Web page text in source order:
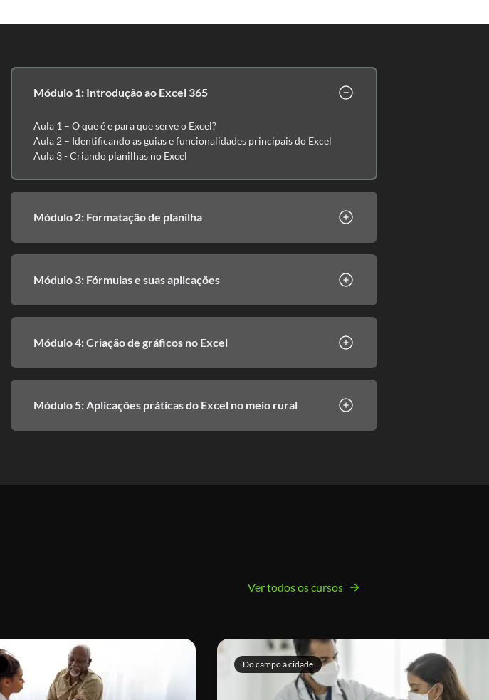
Módulo 1: Introdução ao Excel 365
Aula 1 – O que é e para que serve o Excel?
Aula 2 – Identificando as guias e funcionalidades principais do Excel
Aula 3 - Criando planilhas no Excel
Módulo 2: Formatação de planilha
Módulo 3: Fórmulas e suas aplicações
Módulo 4: Criação de gráficos no Excel
Módulo 5: Aplicações práticas do Excel no meio rural
Ver todos os cursos
Do campo à cidade